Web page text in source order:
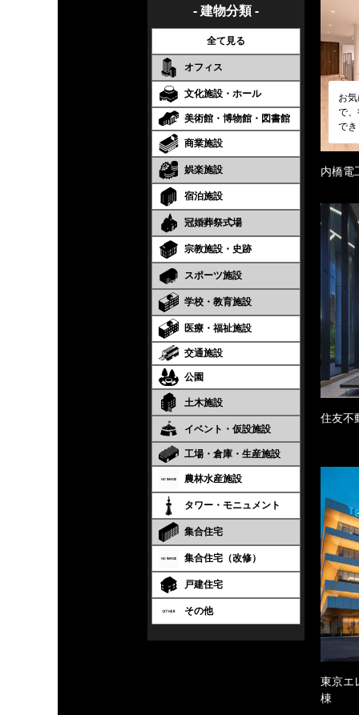
- 建物分類 -
全て見る
オフィス
文化施設・ホール
美術館・博物館・図書館
商業施設
娯楽施設
宿泊施設
冠婚葬祭式場
宗教施設・史跡
スポーツ施設
学校・教育施設
医療・福祉施設
交通施設
公園
土木施設
イベント・仮設施設
工場・倉庫・生産施設
農林水産施設
タワー・モニュメント
集合住宅
集合住宅（改修）
戸建住宅
その他
お
で
で
内橋電
住友不
東京エ
棟